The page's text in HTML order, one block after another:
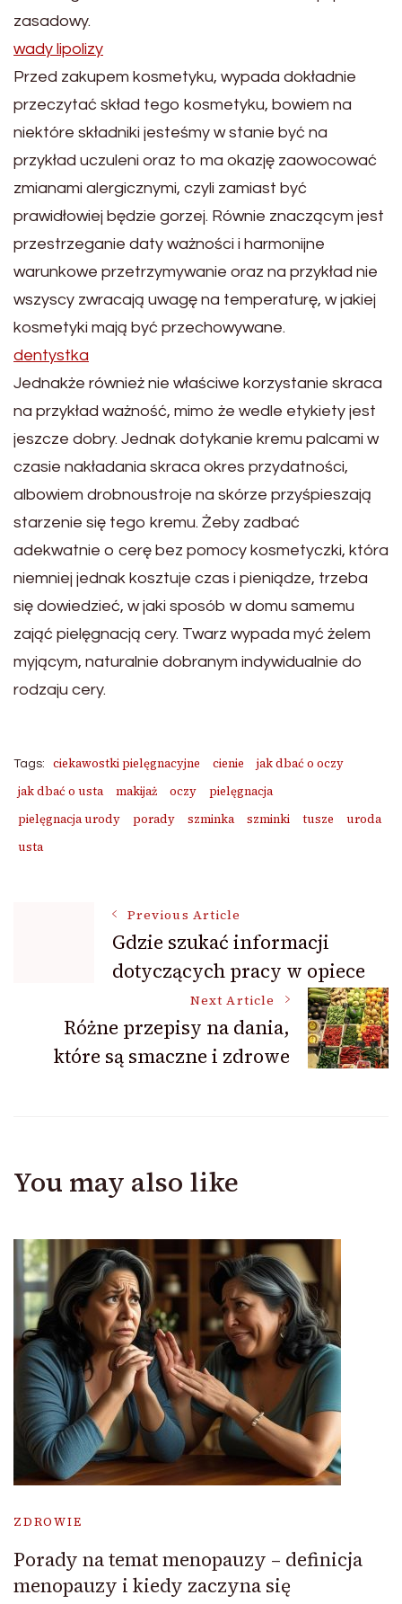
zasadowy.
wady lipolizy
Przed zakupem kosmetyku, wypada dokładnie
przeczytać skład tego kosmetyku, bowiem na
niektóre składniki jesteśmy w stanie być na
przykład uczuleni oraz to ma okazję zaowocować
zmianami alergicznymi, czyli zamiast być
prawidłowiej będzie gorzej. Równie znaczącym jest
przestrzeganie daty ważności i harmonijne
warunkowe przetrzymywanie oraz na przykład nie
wszyscy zwracają uwagę na temperaturę, w jakiej
kosmetyki mają być przechowywane.
dentystka
Jednakże również nie właściwe korzystanie skraca
na przykład ważność, mimo że wedle etykiety jest
jeszcze dobry. Jednak dotykanie kremu palcami w
czasie nakładania skraca okres przydatności,
albowiem drobnoustroje na skórze przyśpieszają
starzenie się tego kremu. Żeby zadbać
adekwatnie o cerę bez pomocy kosmetyczki, która
niemniej jednak kosztuje czas i pieniądze, trzeba
się dowiedzieć, w jaki sposób w domu samemu
zająć pielęgnacją cery. Twarz wypada myć żelem
myjącym, naturalnie dobranym indywidualnie do
rodzaju cery.
Tags: ciekawostki pielęgnacyjne cienie
jak dbać o oczy
jak dbać o usta
makijaż oczy
pielęgnacja
pielęgnacja urody
porady szminka szminki tusze
uroda
usta
Navigation
Previous Article
Gdzie szukać informacji
dotyczących pracy w opiece
Next Article
Różne przepisy na dania,
które są smaczne i zdrowe
You may also like
ZDROWIE
Porady na temat menopauzy – definicja
menopauzy i kiedy zaczyna się